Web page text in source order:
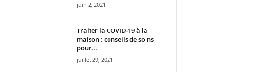
juin 2, 2021
Traiter la COVID-19 à la
maison : conseils de soins
pour...
juillet 29, 2021